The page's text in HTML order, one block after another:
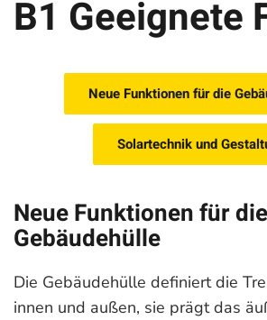
B1 Geeignete
Neue Funktionen für die
Solartechnik und
Neue Funktionen für die
Gebäudehülle
Die Gebäudehülle definiert die
innen und außen, sie prägt das